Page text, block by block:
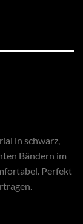
in schwarz,
Bändern im
Perfekt